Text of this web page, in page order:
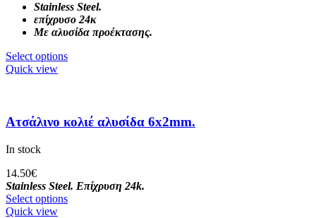
Stainless Steel.
επίχρυσο 24κ
Με αλυσίδα προέκτασης.
Select options
Quick view
Ατσάλινo κολιέ αλυσίδα 6x2mm.
In stock
14.50€
Stainless Steel. Επίχρυση 24k.
Select options
Quick view